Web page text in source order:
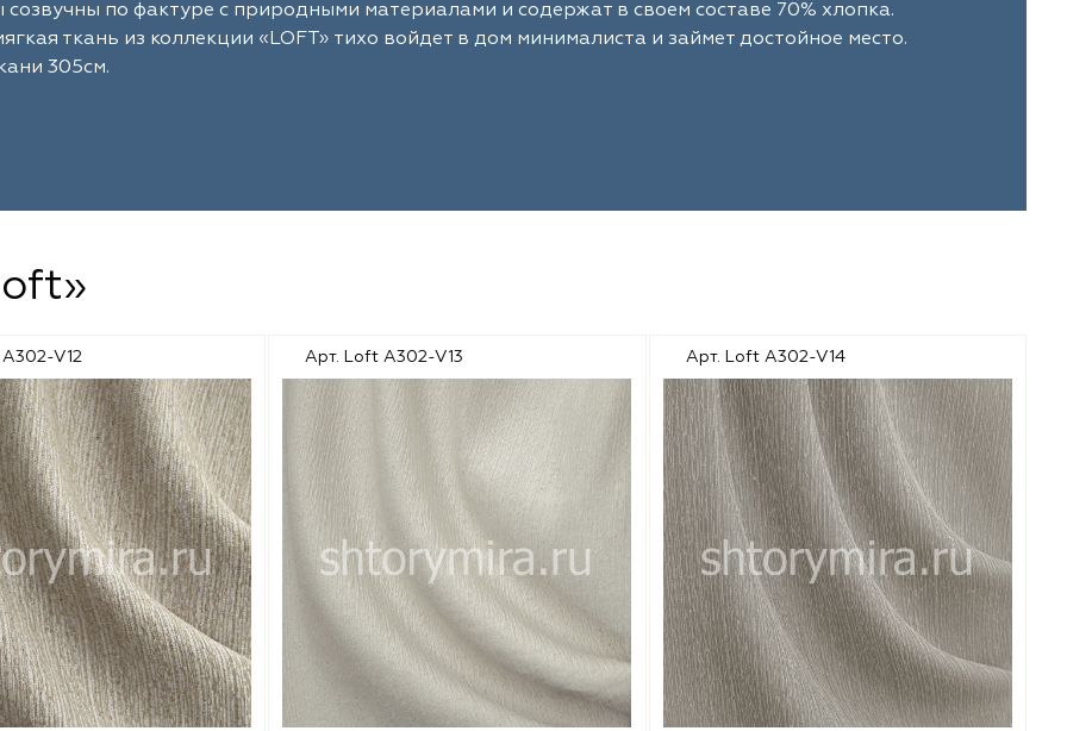
по фактуре с природными материалами и содержат в своем составе 70% хлопка.
ткань из коллекции «LOFT» тихо войдет в дом минималиста и займет достойное место.
305см.
V12 Арт. Loft A302-V13 Арт. Loft A302-V14